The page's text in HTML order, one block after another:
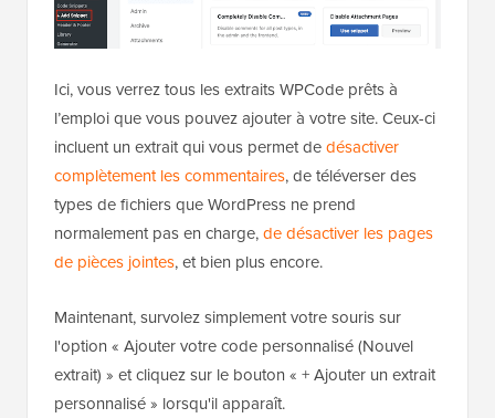
Ici, vous verrez tous les extraits WPCode prêts à
l’emploi que vous pouvez ajouter à votre site. Ceux-ci
incluent un extrait qui vous permet dedésactiver
complètement les commentaires, de téléverser des
types de fichiers que WordPress ne prend
normalement pas en charge,de désactiver les pages
de pièces jointes, et bien plus encore.
Maintenant, survolez simplement votre souris sur
l'option « Ajouter votre code personnalisé (Nouvel
extrait) » et cliquez sur le bouton « + Ajouter un extrait
personnalisé » lorsqu'il apparaît.